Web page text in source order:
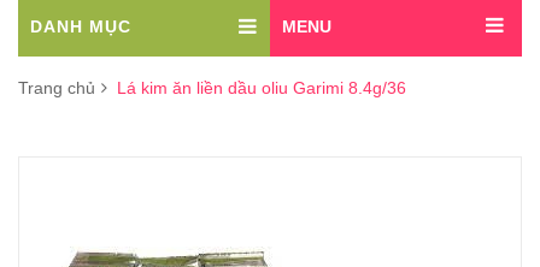
DANH MỤC MENU
Trang chủ Lá kim ăn liền dầu oliu Garimi 8.4g/36